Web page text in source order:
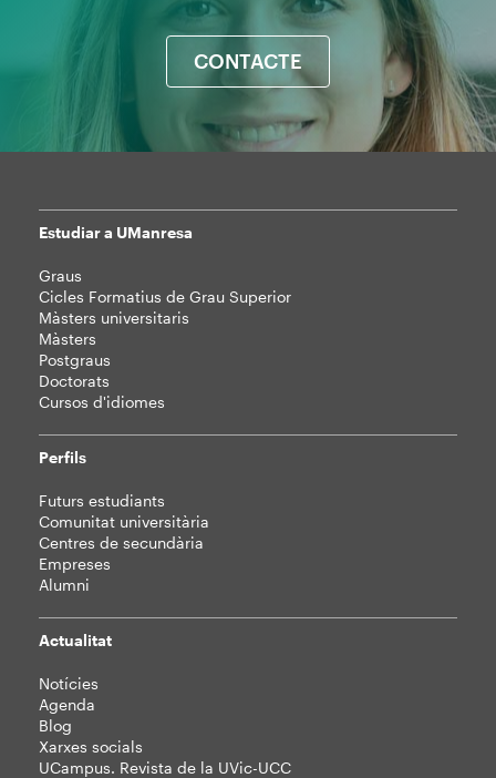
CONTACTE
Mapa
web
Estudiar a UManresa
Graus
Cicles Formatius de Grau Superior
Màsters universitaris
Màsters
Postgraus
Doctorats
Cursos d'idiomes
Perfils
Futurs estudiants
Comunitat universitària
Centres de secundària
Empreses
Alumni
Actualitat
Notícies
Agenda
Blog
Xarxes socials
UCampus. Revista de la UVic-UCC